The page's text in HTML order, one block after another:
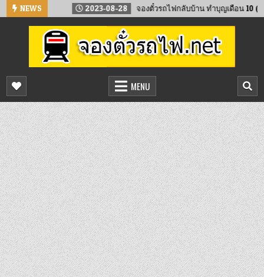
Skip
to
NEWS 2023-08-28 จองตั๋วรถไฟกลับบ้าน ทำบุญเดือน 10 (ภาคใต้)
จองตั๋วรถไฟออนไลน์
จองตั๋วรถไฟล่วงหน้า จองได้ 24 ชั่วโมง
MENU